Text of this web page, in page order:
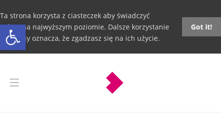
Otwórz pasek narzędzi
Ta strona korzysta z ciasteczek aby świadczyć
usługi na najwyższym poziomie. Dalsze korzystanie
ze strony oznacza, że zgadzasz się na ich użycie.
Got it!